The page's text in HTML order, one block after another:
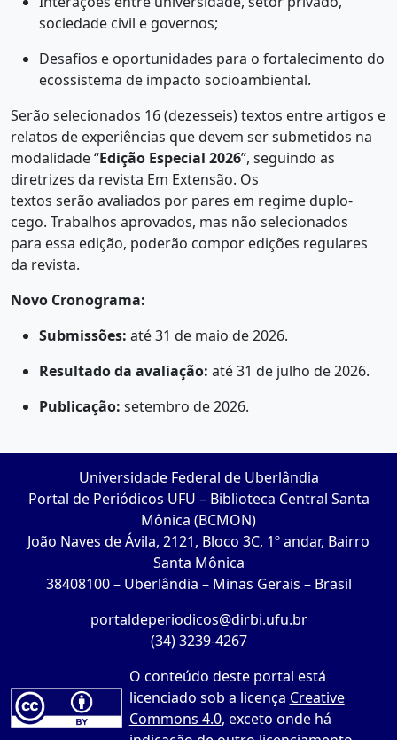
sociedade civil e governos;
Desafios e oportunidades para o fortalecimento do
ecossistema de impacto socioambiental.
Serão selecionados 16 (dezesseis) textos entre artigos e
relatos de experiências que devem ser submetidos na
modalidade “Edição Especial 2026”, seguindo as
diretrizes da revista Em Extensão. Os
textos serão avaliados por pares em regime duplo-
cego. Trabalhos aprovados, mas não selecionados
para essa edição, poderão compor edições regulares
da revista.
Novo Cronograma:
Submissões: até 31 de maio de 2026.
Resultado da avaliação: até 31 de julho de 2026.
Publicação: setembro de 2026.
Universidade Federal de Uberlândia
Portal de Periódicos UFU – Biblioteca Central Santa
Mônica (BCMON)
João Naves de Ávila, 2121, Bloco 3C, 1º andar, Bairro
Santa Mônica
38408100 – Uberlândia – Minas Gerais – Brasil
portaldeperiodicos@dirbi.ufu.br
(34) 3239-4267
O conteúdo deste portal está
licenciado sob a licença Creative
Commons 4.0, exceto onde há